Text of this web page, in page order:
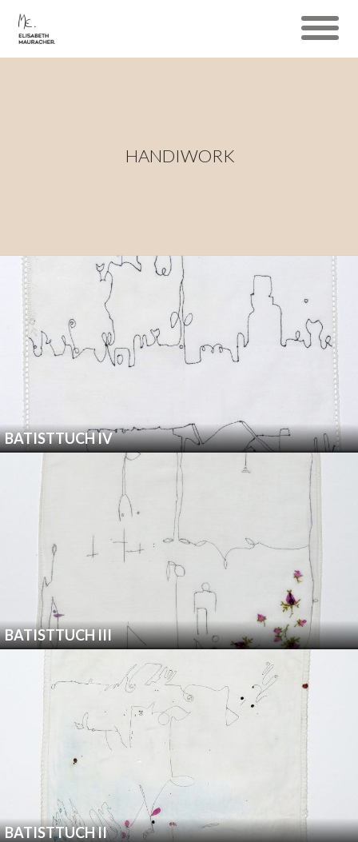
HANDIWORK
BATISTTUCH IV
BATISTTUCH III
BATISTTUCH II